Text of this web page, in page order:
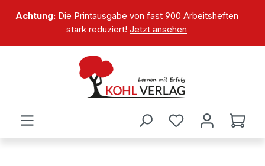
springen
Achtung:Die Printausgabe von fast 900 Arbeitsheften
stark reduziert! Jetzt ansehen